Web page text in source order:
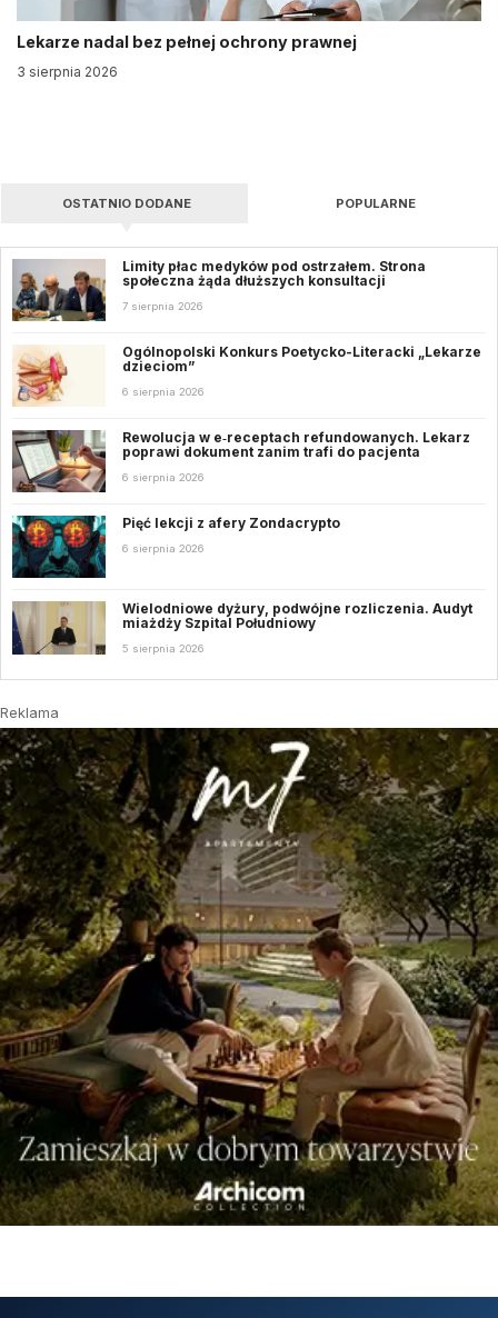
Lekarze nadal bez pełnej ochrony prawnej
3 sierpnia 2026
OSTATNIO DODANE POPULARNE
Limity płac medyków pod ostrzałem. Strona
społeczna żąda dłuższych konsultacji
7 sierpnia 2026
Ogólnopolski Konkurs Poetycko-Literacki „Lekarze
dzieciom”
6 sierpnia 2026
Rewolucja w e‑receptach refundowanych. Lekarz
poprawi dokument zanim trafi do pacjenta
6 sierpnia 2026
Pięć lekcji z afery Zondacrypto
6 sierpnia 2026
Wielodniowe dyżury, podwójne rozliczenia. Audyt
miażdży Szpital Południowy
5 sierpnia 2026
Reklama